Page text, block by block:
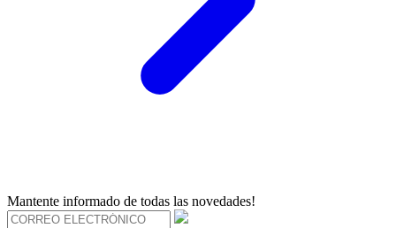
Mantente informado de todas las novedades!